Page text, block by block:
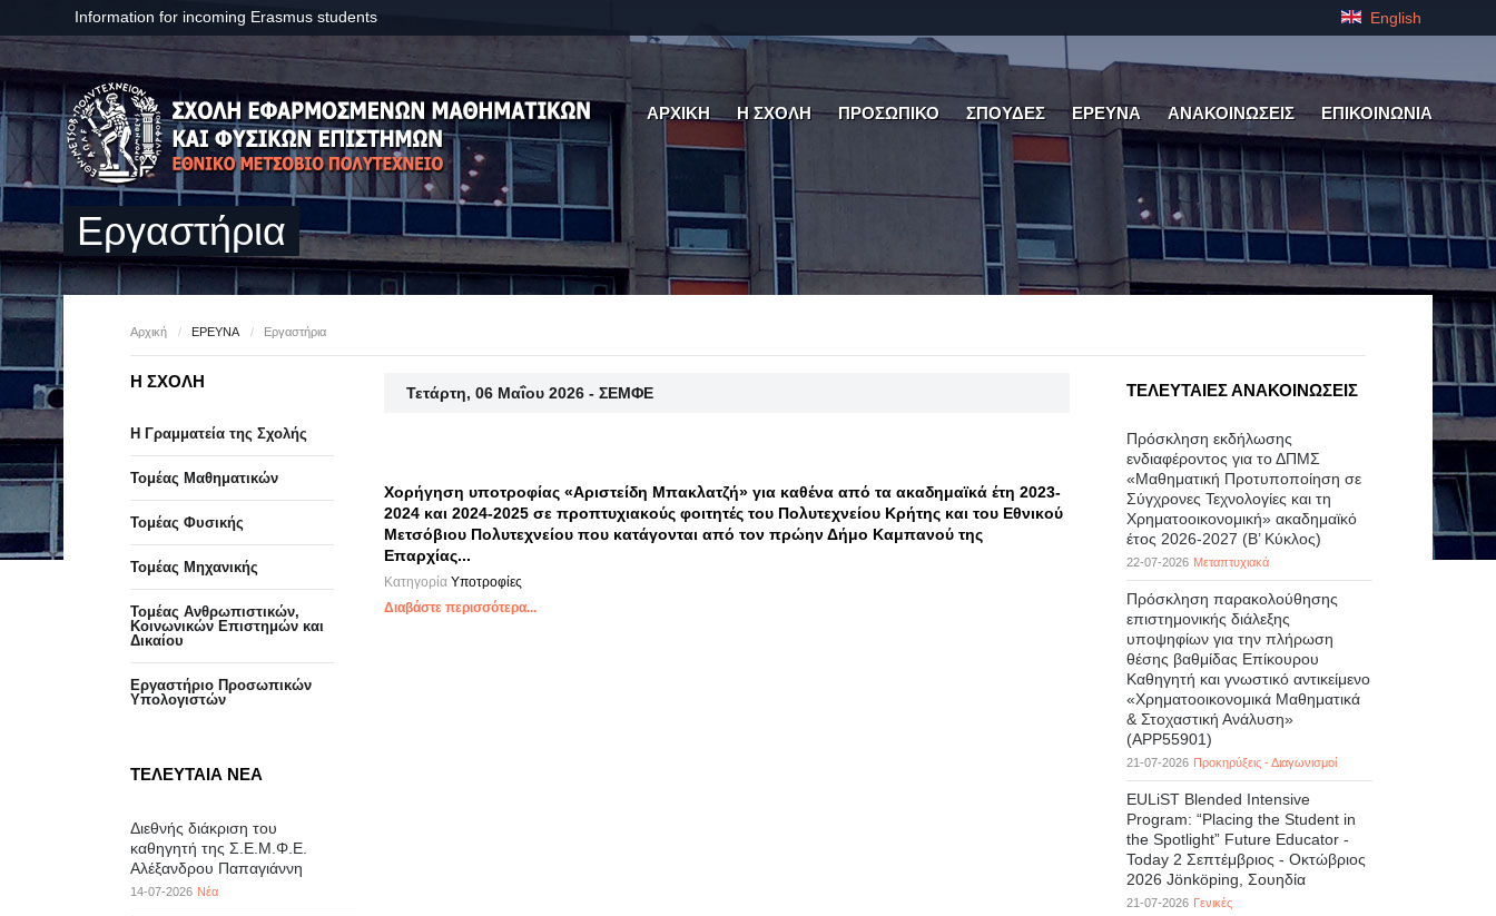
Information for incoming Erasmus students English
ΑΡΧΙΚΗ Η ΣΧΟΛΗ ΠΡΟΣΩΠΙΚΟ ΣΠΟΥΔΕΣ ΕΡΕΥΝΑ ΑΝΑΚΟΙΝΩΣΕΙΣ ΕΠΙΚΟΙΝΩΝΙΑ
Εργαστήρια
Αρχική / ΕΡΕΥΝΑ / Εργαστήρια
Τετάρτη, 06 Μαΐου 2026 - ΣΕΜΦΕ
Χορήγηση υποτροφίας «Αριστείδη Μπακλατζή» για καθένα από τα ακαδημαϊκά έτη 2023-
2024 και 2024-2025 σε προπτυχιακούς φοιτητές του Πολυτεχνείου Κρήτης και του Εθνικού
Μετσόβιου Πολυτεχνείου που κατάγονται από τον πρώην Δήμο Καμπανού της
Επαρχίας...
Κατηγορία Υποτροφίες
Διαβάστε περισσότερα...
Η ΣΧΟΛΗ
Η Γραμματεία της Σχολής
Τομέας Μαθηματικών
Τομέας Φυσικής
Τομέας Μηχανικής
Τομέας Ανθρωπιστικών,
Κοινωνικών Επιστημών και
Δικαίου
Eργαστήριo Προσωπικών
Υπολογιστών
ΤΕΛΕΥΤΑΙΑ ΝΕΑ
Διεθνής διάκριση του
καθηγητή της Σ.Ε.Μ.Φ.Ε.
Αλέξανδρου Παπαγιάννη
14-07-2026 Νέα
ΤΕΛΕΥΤΑΙΕΣ ΑΝΑΚΟΙΝΩΣΕΙΣ
Πρόσκληση εκδήλωσης
ενδιαφέροντος για το ΔΠΜΣ
«Μαθηματική Προτυποποίηση σε
Σύγχρονες Τεχνολογίες και τη
Χρηματοοικονομική» ακαδημαϊκό
έτος 2026-2027 (B’ Kύκλος)
22-07-2026 Μεταπτυχιακά
Πρόσκληση παρακολούθησης
επιστημονικής διάλεξης
υποψηφίων για την πλήρωση
θέσης βαθμίδας Επίκουρου
Καθηγητή και γνωστικό αντικείμενο
«Χρηματοοικονομικά Μαθηματικά
& Στοχαστική Ανάλυση»
(APP55901)
21-07-2026 Προκηρύξεις - Διαγωνισμοί
EULiST Blended Intensive
Program: “Placing the Student in
the Spotlight” Future Educator -
Today 2 Σεπτέμβριος - Οκτώβριος
2026 Jönköping, Σουηδία
21-07-2026 Γενικές